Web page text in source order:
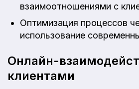
взаимоотношениями с
Оптимизация процессов
использование
Онлайн-
клиентами